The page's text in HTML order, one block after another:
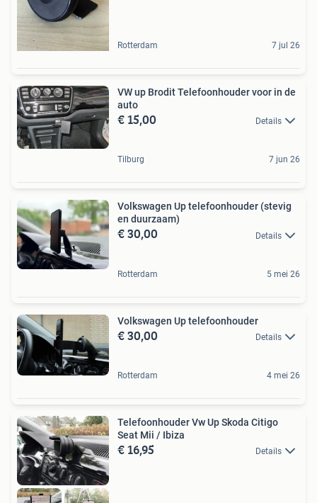
Rotterdam 7 jul 26
VW up Brodit Telefoonhouder voor in de
auto
€ 15,00 Details
Tilburg 7 jun 26
Volkswagen Up telefoonhouder (stevig
en duurzaam)
€ 30,00 Details
Rotterdam 5 mei 26
Volkswagen Up telefoonhouder
€ 30,00 Details
Rotterdam 4 mei 26
Telefoonhouder Vw Up Skoda Citigo
Seat Mii / Ibiza
€ 16,95 Details